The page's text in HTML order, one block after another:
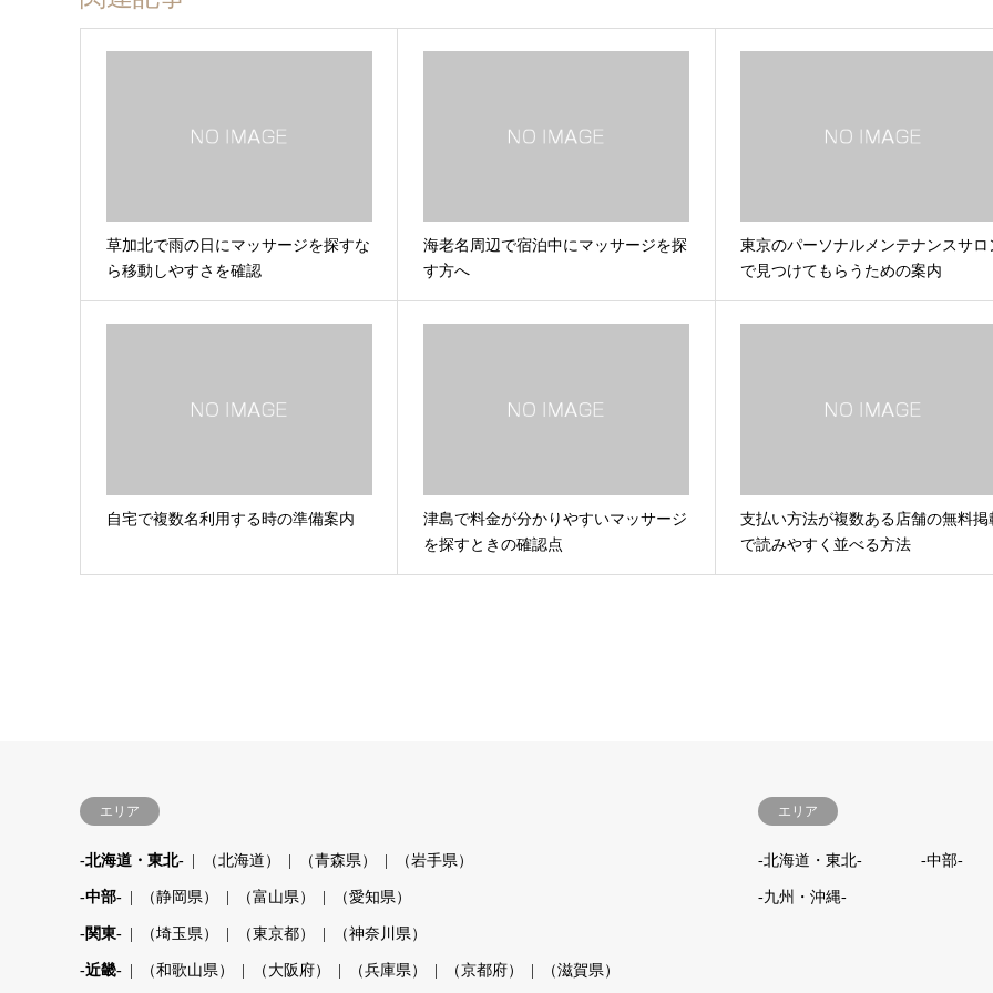
草加北で雨の日にマッサージを探すな
ら移動しやすさを確認
海老名周辺で宿泊中にマッサージを探
す方へ
東京のパーソナルメンテナンスサロ
で見つけてもらうための案内
自宅で複数名利用する時の準備案内
津島で料金が分かりやすいマッサージ
を探すときの確認点
支払い方法が複数ある店舗の無料掲
で読みやすく並べる方法
エリア
-北海道・東北- （北海道） （青森県） （岩手県）
-中部- （静岡県） （富山県） （愛知県）
-関東- （埼玉県） （東京都） （神奈川県）
-近畿- （和歌山県） （大阪府） （兵庫県） （京都府） （滋賀県）
エリア
-北海道・東北- -中部-
-九州・沖縄-